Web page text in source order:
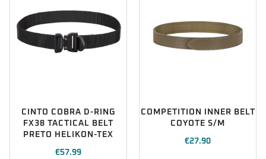
CINTO COBRA D-RING
FX38 TACTICAL BELT
PRETO HELIKON-TEX
€57.99
COMPETITION INNER BELT
COYOTE S/M
€27.90